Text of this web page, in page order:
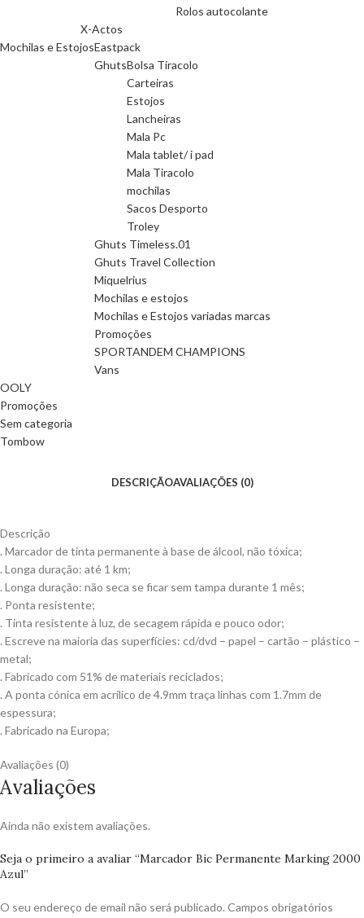
Rolos autocolante
X-Actos
Mochilas e EstojosEastpack
GhutsBolsa Tiracolo
Carteiras
Estojos
Lancheiras
Mala Pc
Mala tablet/ i pad
Mala Tiracolo
mochilas
Sacos Desporto
Troley
Ghuts Timeless.01
Ghuts Travel Collection
Miquelrius
Mochilas e estojos
Mochilas e Estojos variadas marcas
Promoções
SPORTANDEM CHAMPIONS
Vans
OOLY
Promoções
Sem categoria
Tombow
DESCRIÇÃOAVALIAÇÕES (0)
Descrição
. Marcador de tinta permanente à base de álcool, não tóxica;
. Longa duração: até 1 km;
. Longa duração: não seca se ficar sem tampa durante 1 mês;
. Ponta resistente;
. Tinta resistente à luz, de secagem rápida e pouco odor;
. Escreve na maioria das superfícies: cd/dvd – papel – cartão – plástico –
metal;
. Fabricado com 51% de materiais reciclados;
. A ponta cónica em acrílico de 4.9mm traça linhas com 1.7mm de
espessura;
. Fabricado na Europa;
Avaliações (0)
Avaliações
Ainda não existem avaliações.
Seja o primeiro a avaliar “Marcador Bic Permanente Marking 2000
Azul”
O seu endereço de email não será publicado. Campos obrigatórios